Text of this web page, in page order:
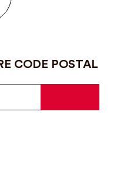
CODE POSTAL